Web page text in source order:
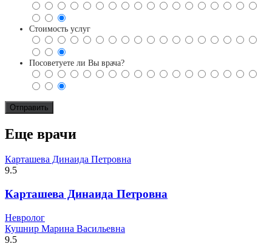
Стоимость услуг
Посоветуете ли Вы врача?
Еще врачи
Карташева Динаида Петровна
9.5
Карташева Динаида Петровна
Невролог
Кушнир Марина Васильевна
9.5